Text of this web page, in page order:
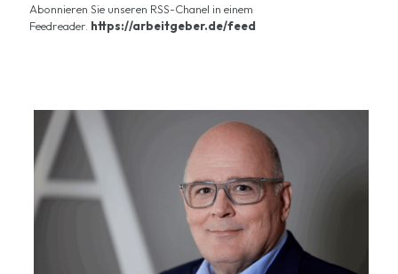
Abonnieren Sie unseren RSS-Chanel in einem
Feedreader. https://arbeitgeber.de/feed